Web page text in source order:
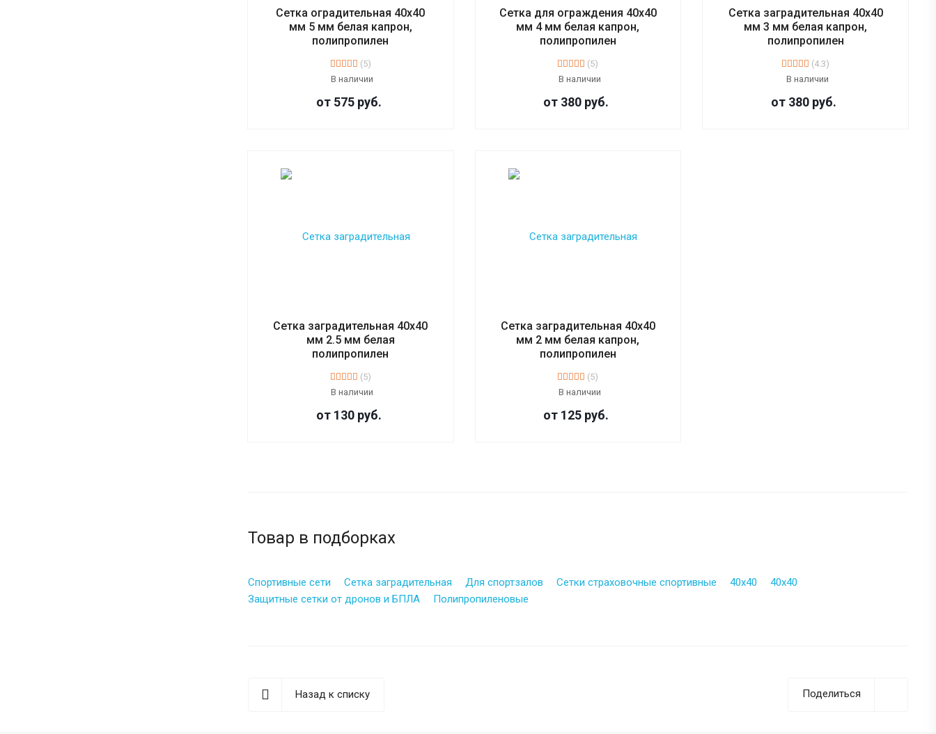
Сетка оградительная 40х40
мм 5 мм белая капрон,
полипропилен
(5)
В наличии
от 575 руб.
Сетка для ограждения 40х40
мм 4 мм белая капрон,
полипропилен
(5)
В наличии
от 380 руб.
Сетка заградительная 40х40
мм 3 мм белая капрон,
полипропилен
(4.3)
В наличии
от 380 руб.
Сетка заградительная 40х40
мм 2.5 мм белая
полипропилен
(5)
В наличии
от 130 руб.
Сетка заградительная 40х40
мм 2 мм белая капрон,
полипропилен
(5)
В наличии
от 125 руб.
Товар в подборках
Спортивные сети Сетка заградительная Для спортзалов Сетки страховочные спортивные 40х40
40х40
Защитные сетки от дронов и БПЛА
Полипропиленовые
Поделиться
Назад к списку